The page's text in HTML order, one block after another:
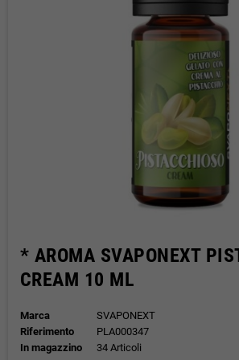
* AROMA SVAPONEXT
CREAM 10 ML
Marca
SVAPONEXT
Riferimento
PLA000347
In magazzino
34 Articoli